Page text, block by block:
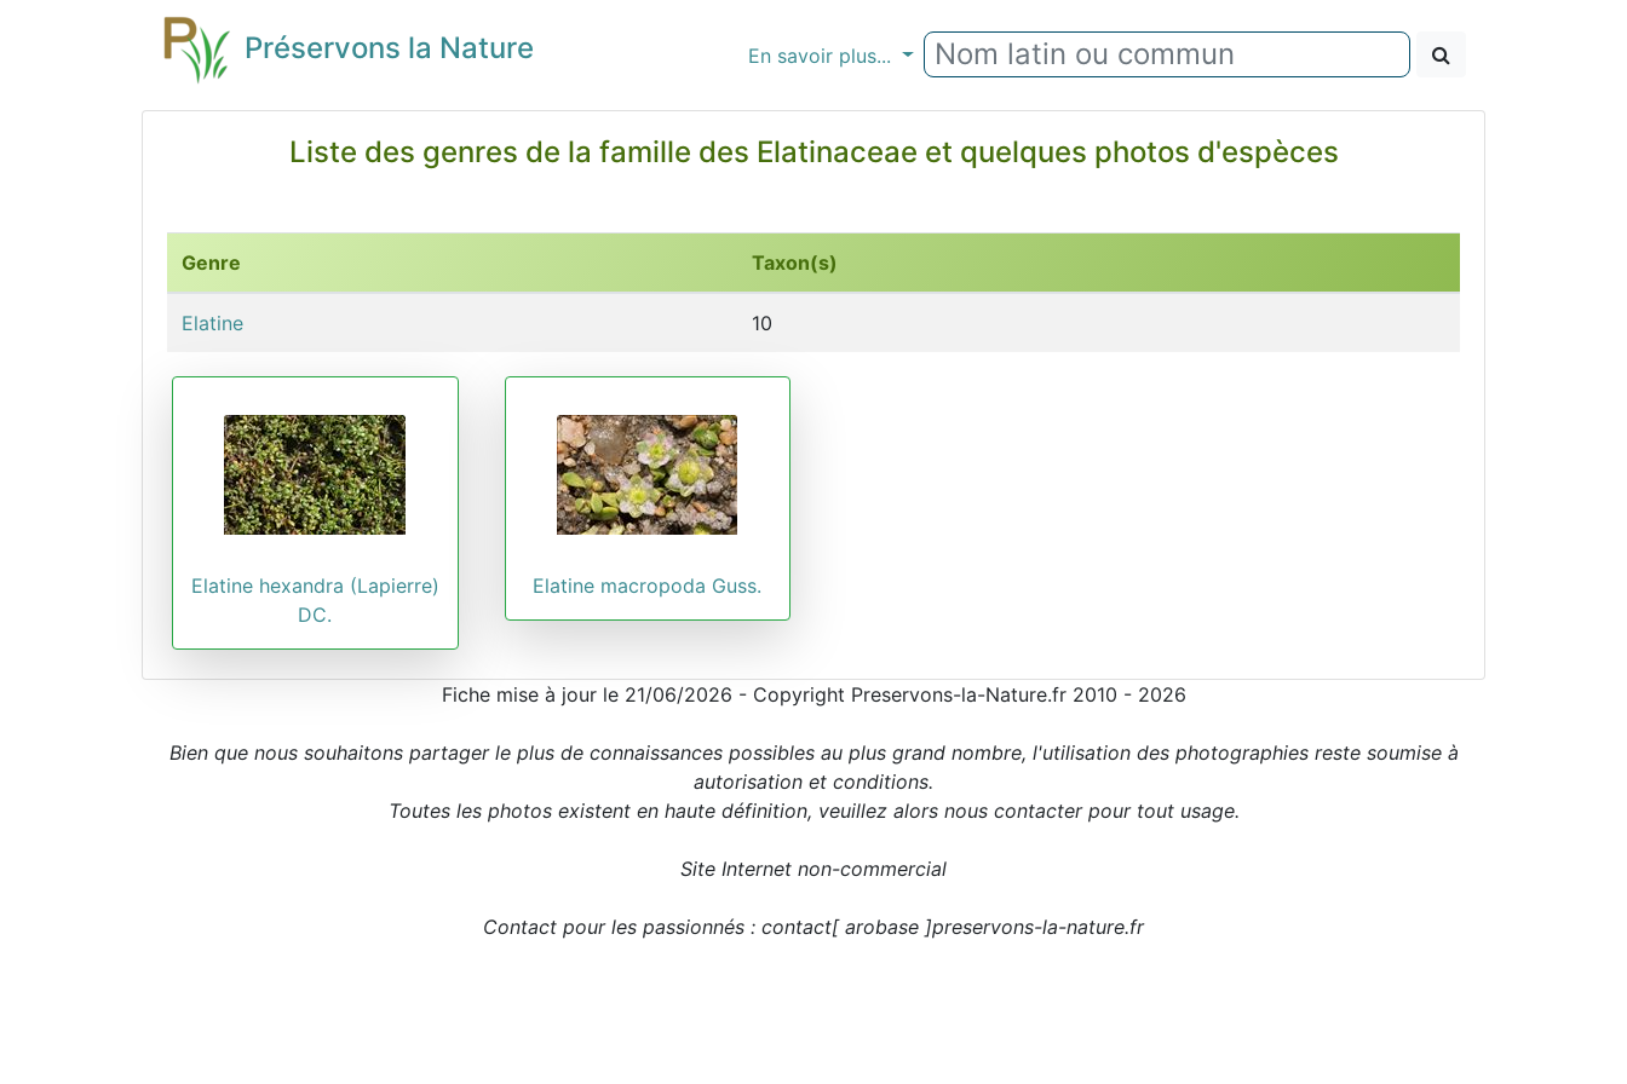
Préservons la Nature En savoir plus...
Liste des genres de la famille des Elatinaceae et quelques photos d'espèces
Genre Taxon(s)
Elatine 10
Elatine hexandra (Lapierre)
DC.
Elatine macropoda Guss.
Fiche mise à jour le 21/06/2026 - Copyright Preservons-la-Nature.fr 2010 - 2026
Bien que nous souhaitons partager le plus de connaissances possibles au plus grand nombre, l'utilisation des photographies reste soumise à
autorisation et conditions.
Toutes les photos existent en haute définition, veuillez alors nous contacter pour tout usage.
Site Internet non-commercial
Contact pour les passionnés : contact[ arobase ]preservons-la-nature.fr